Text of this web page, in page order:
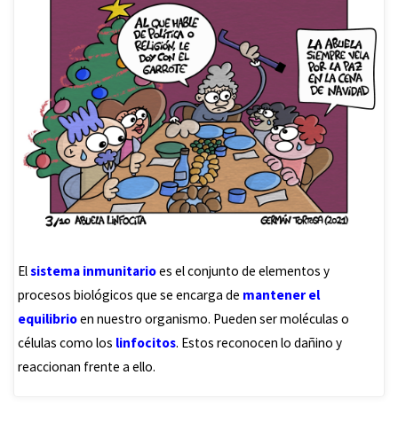
Elsistema inmunitarioes el conjunto de elementos y
procesos biológicos que se encarga de mantener el
equilibrioen nuestro organismo. Pueden ser moléculas o
células como los linfocitos. Estos reconocen lo dañino y
reaccionan frente a ello.